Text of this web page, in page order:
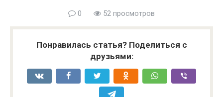
0 52 просмотров
Понравилась статья? Поделиться с
друзьями: